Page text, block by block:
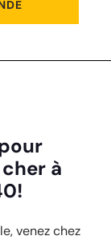
à
venez chez